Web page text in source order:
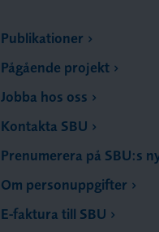
Publikationer
Pågående projekt
Jobba hos oss
Kontakta SBU
Prenumerera på SBU:s
Om personuppgifter
E-faktura till SBU